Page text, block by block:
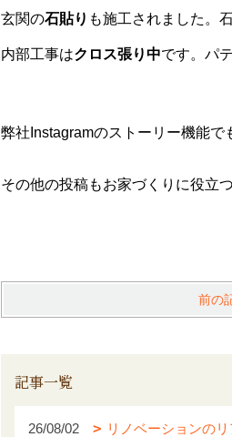
玄関の石貼り も施工されました。
内部工事はクロス張り中です。パ
弊社Instagramのストーリー機能
その他の投稿もお家づくりに役立
前の
記事一覧
26/08/02 リノベーションの